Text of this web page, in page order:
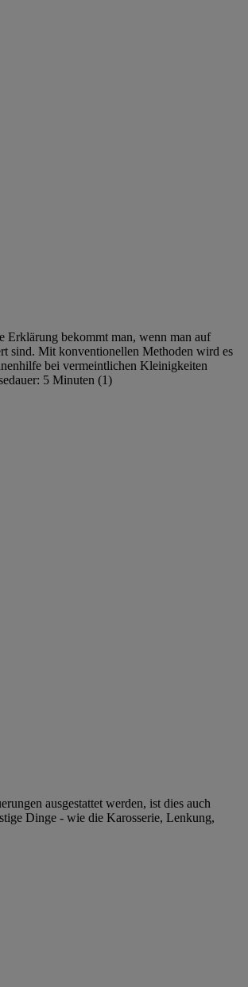
Erklärung bekommt man, wenn man auf
sind. Mit konventionellen Methoden wird es
bei vermeintlichen Kleinigkeiten
5 Minuten (1)
ausgestattet werden, ist dies auch
Dinge - wie die Karosserie, Lenkung,